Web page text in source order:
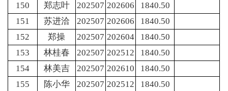
150
郑志叶 202507 202606
1840.50
151
苏进洽 202507 202606
1840.50
152
郑操 202507 202604
1840.50
153
林桂春 202507 202512
1840.50
154
林美吉 202507 202610
1840.50
155
陈小华 202507 202512
1840.50